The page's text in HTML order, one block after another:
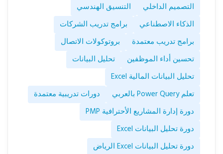
التصميم الداخلي
التنسيق الهندسي
الذكاء الاصطناعي
برامج تدريب الشركات
برامج تدريب معتمدة
بروتوكولات الاتصال
تحسين أداء الموظفين
تحليل البيانات
تحليل البيانات المالية Excel
تعلم Power Query بالعربي
دورات تدريبية معتمدة
دورة إدارة المشاريع الأحترافية PMP
دورة تحليل البيانات Excel
دورة تحليل البيانات Excel الرياض